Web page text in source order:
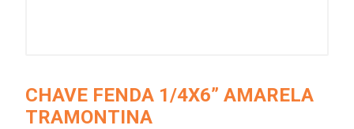
CHAVE FENDA 1/4X6” AMARELA
TRAMONTINA